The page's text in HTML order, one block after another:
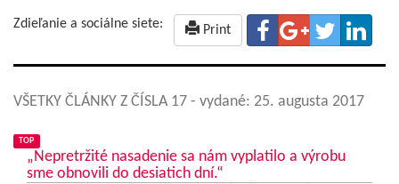
Zdieľanie a sociálne siete: Print
VŠETKY ČLÁNKY Z ČÍSLA 17 - vydané: 25. augusta 2017
TOP
„Nepretržité nasadenie sa nám vyplatilo a výrobu
sme obnovili do desiatich dní.“